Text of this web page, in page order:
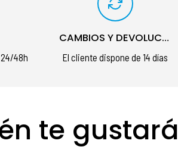
48h
CAMBIOS Y DEVOLUCIONES
El cliente dispone de 14 días
te gustará